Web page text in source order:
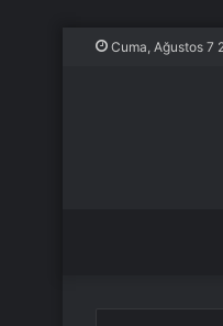
Cuma, Ağustos 7